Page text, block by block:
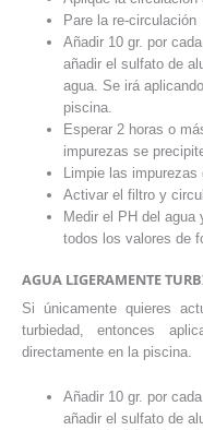
Pare la re-circulación
Añadir 10 gr. por
añadir el sulfato de
agua. Se irá
piscina.
Esperar 2 horas o
impurezas se
Limpie las
Activar el filtro y
Medir el PH del
todos los valores de
AGUA LIGERAMENTE
Si únicamente quieres
turbiedad, entonces
directamente en la piscina.
Añadir 10 gr. por
añadir el sulfato de